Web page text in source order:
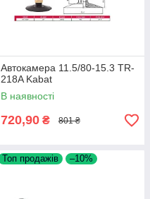
Автокамера 11.5/80-15.3 TR-
218A Kabat
В наявності
720,90 ₴ 801 ₴
Топ продажів –10%